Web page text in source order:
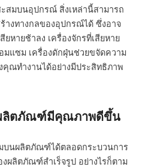
สมบนอุปกรณ์ สิ่งเหล่านี้สามารถ
างทางกลของอุปกรณ์ได้ ซึ่งอาจ
หายช้าลง เครื่องจักรที่เสียหาย
มแซม เครื่องดักฝุ่นช่วยขจัดความ
คุณทำงานได้อย่างมีประสิทธิภาพ
ผลิตภัณฑ์มีคุณภาพดีขึ้น
บนผลิตภัณฑ์ได้ตลอดกระบวนการ
ผลิตภัณฑ์สำเร็จรูป อย่างไรก็ตาม